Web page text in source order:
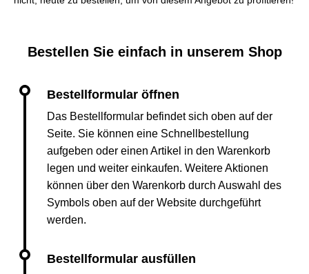
Bestellen Sie einfach in unserem Shop
Das Bestellformular befindet sich oben auf der
Seite. Sie können eine Schnellbestellung
aufgeben oder einen Artikel in den Warenkorb
legen und weiter einkaufen. Weitere Aktionen
können über den Warenkorb durch Auswahl des
Symbols oben auf der Website durchgeführt
werden.